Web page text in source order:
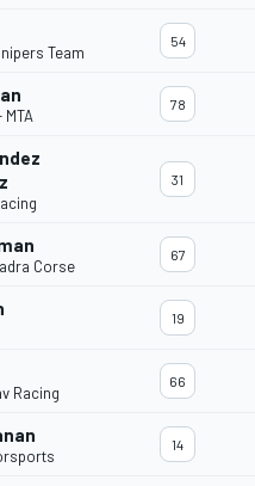
Team
54
MTA
78
31
Corse
67
19
Racing
66
14